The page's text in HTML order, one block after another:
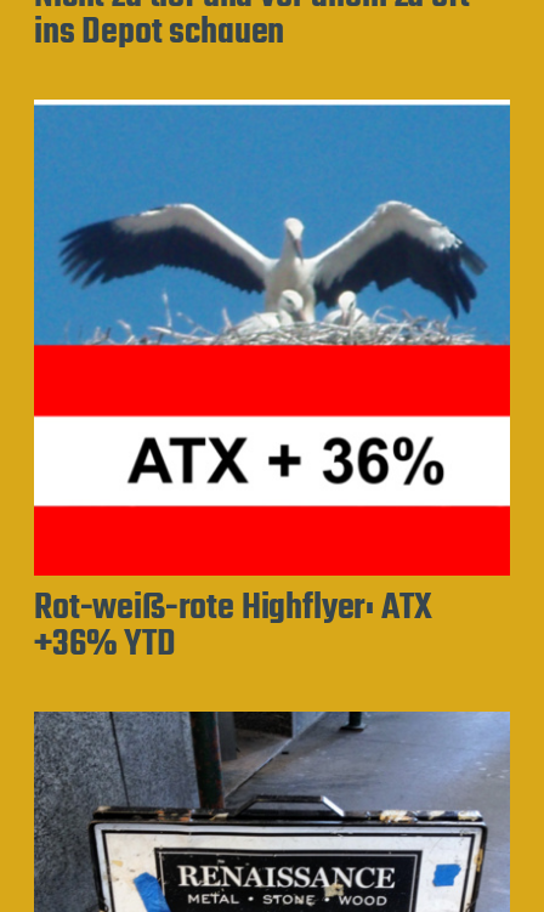
ins Depot schauen
Rot-weiß-rote Highflyer: ATX
+36% YTD